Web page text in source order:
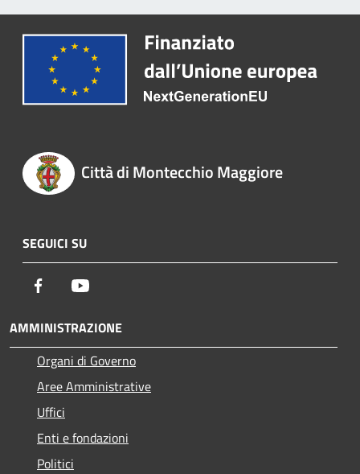
Città di Montecchio Maggiore
SEGUICI SU
Facebook
AMMINISTRAZIONE
Organi di Governo
Aree Amministrative
Uffici
Enti e fondazioni
Politici